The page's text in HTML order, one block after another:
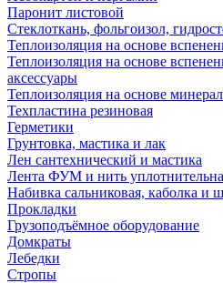
Паронит листовой
Стеклоткань, фольгоизол,
Теплоизоляция на основе
Теплоизоляция на основе
аксессуары
Теплоизоляция на основе
Техпластина резиновая
Герметики
Грунтовка, мастика и лак
Лен сантехнический и мастика
Лента ФУМ и нить
Набивка сальниковая, каболка и
Прокладки
Грузоподъёмное оборудование
Домкраты
Лебедки
Стропы